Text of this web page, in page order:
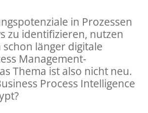
in Prozessen
zu identifizieren, nutzen
länger digitale
Management-
Thema ist also nicht neu.
Process Intelligence